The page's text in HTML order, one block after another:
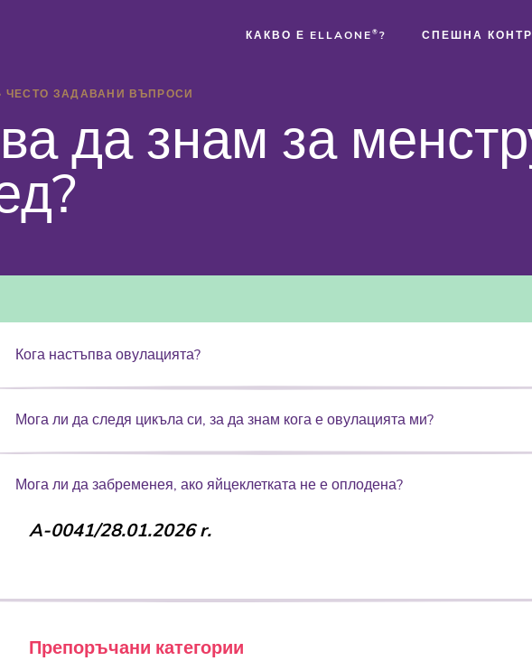
КАКВО Е ELLAONE ® ?
®
СПЕШНА
ЧЕСТО ЗАДАВАНИ ВЪПРОСИ
да знам за
Кога настъпва овулацията?
Мога ли да следя цикъла си, за да знам кога е овулацията ми?
Мога ли да забременея, ако яйцеклетката не е оплодена?
A-0041/28.01.2026 r.
Препоръчани категории